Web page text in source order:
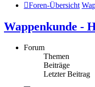
Foren-Übersicht
Wappenkunde -
Forum
Themen
Beiträge
Letzter Beitrag